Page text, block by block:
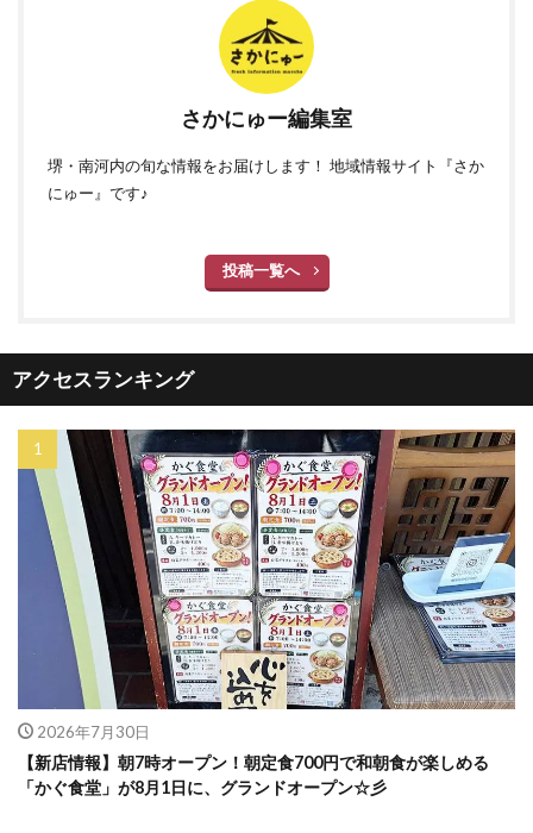
さかにゅー編集室
堺・南河内の旬な情報をお届けします！ 地域情報サイト『さか
にゅー』です♪
投稿一覧へ
アクセスランキング
2026年7月30日
【新店情報】朝7時オープン！朝定食700円で和朝食が楽しめる
「かぐ食堂」が8月1日に、グランドオープン☆彡